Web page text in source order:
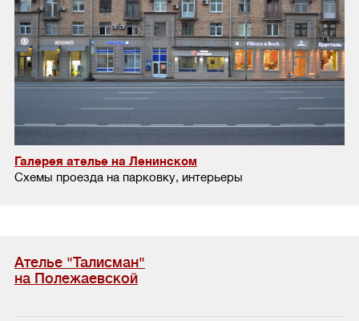
Галерея ателье на Ленинском
Схемы проезда на парковку, интерьеры
Ателье "Талисман"
на Полежаевской